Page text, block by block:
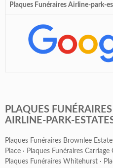
Plaques Funéraires Airline-park-
PLAQUES
AIRLINE-PARK-
Plaques Funéraires Brownlee
Place · Plaques Funéraires Carriage
Plaques Funéraires Whitehurst ·